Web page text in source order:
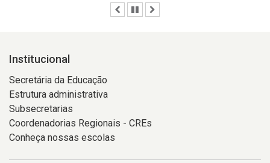
AnteriorPausar
Institucional
Secretária da Educação
Estrutura administrativa
Subsecretarias
Coordenadorias Regionais - CREs
Conheça nossas escolas